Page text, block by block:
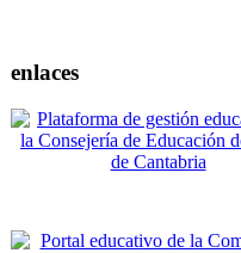
enlaces